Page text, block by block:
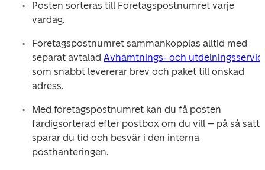
Posten sorteras till Företagspostnumret varje
vardag.
Företagspostnumret sammankopplas alltid med
separat avtalad Avhämtnings- och
som snabbt levererar brev och paket till önskad
adress.
Med företagspostnumret kan du få posten
färdigsorterad efter postbox om du vill – på så sätt
sparar du tid och besvär i den interna
posthanteringen.